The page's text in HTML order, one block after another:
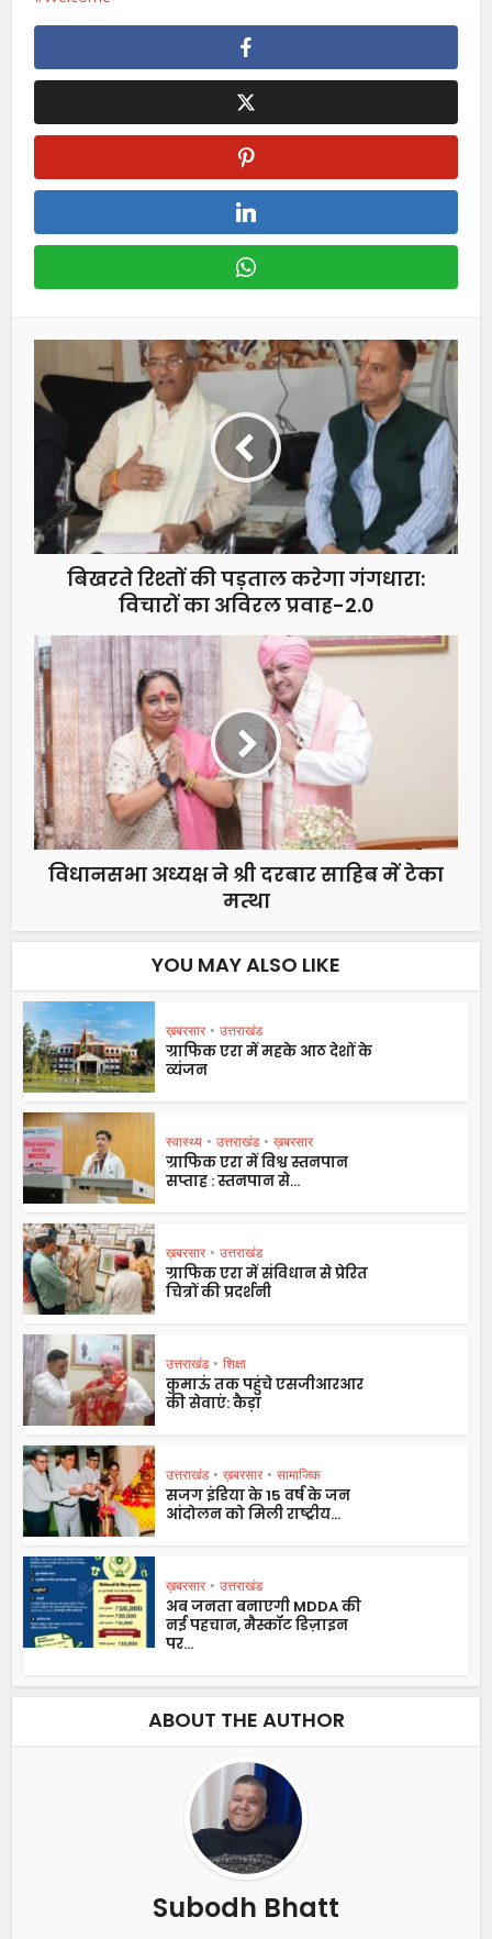
बिखरते रिश्तों की पड़ताल करेगा गंगधारा:
विचारों का अविरल प्रवाह-2.0
विधानसभा अध्यक्ष ने श्री दरबार साहिब में टेका
मत्था
YOU MAY ALSO LIKE
ख़बरसार • उत्तराखंड
ग्राफिक एरा में महके आठ देशों के
व्यंजन
स्वास्थ्य • उत्तराखंड • ख़बरसार
ग्राफिक एरा में विश्व स्तनपान
सप्ताह : स्तनपान से...
ख़बरसार • उत्तराखंड
ग्राफिक एरा में संविधान से प्रेरित
चित्रों की प्रदर्शनी
उत्तराखंड • शिक्षा
कुमाऊं तक पहुंचे एसजीआरआर
की सेवाएं: कैड़ा
उत्तराखंड • ख़बरसार • सामाजिक
सजग इंडिया के 15 वर्ष के जन
आंदोलन को मिली राष्ट्रीय...
ख़बरसार • उत्तराखंड
अब जनता बनाएगी MDDA की
नई पहचान, मैस्कॉट डिज़ाइन
पर...
ABOUT THE AUTHOR
Subodh Bhatt